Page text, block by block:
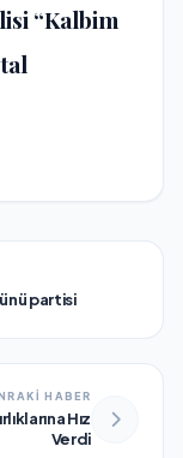
“Kalbim
partisi
HABER
Hız
Verdi